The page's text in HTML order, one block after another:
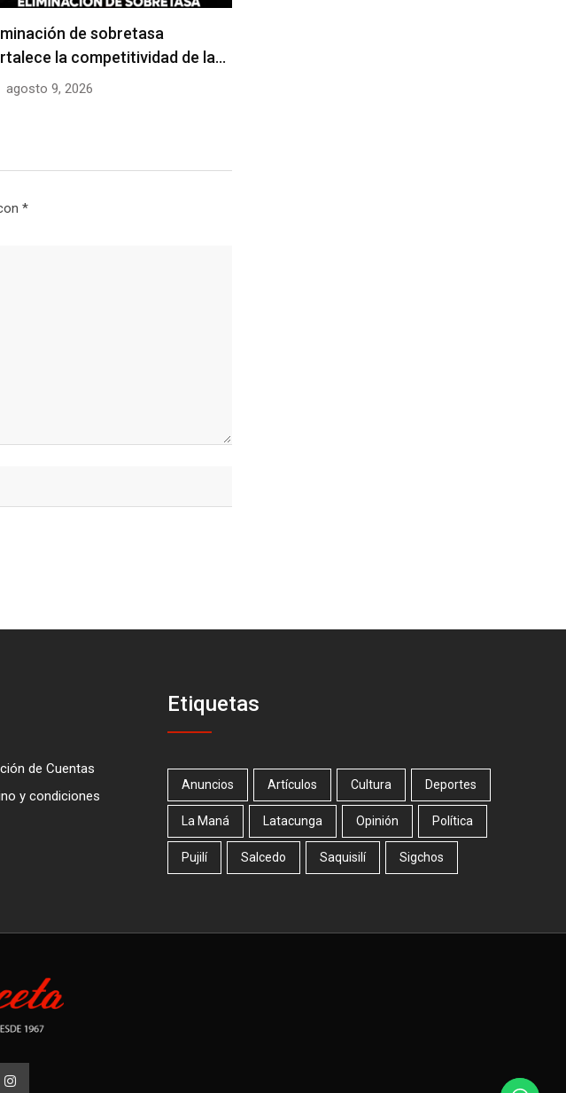
de sobretasa
la competitividad de la…
agosto 9, 2026
*
de Cuentas
y condiciones
Etiquetas
Anuncios Artículos Cultura Deportes
La Maná Latacunga Opinión Política
Pujilí Salcedo Saquisilí Sigchos